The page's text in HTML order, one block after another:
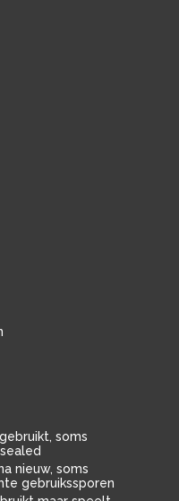
soms
nieuw, soms
gebruikssporen